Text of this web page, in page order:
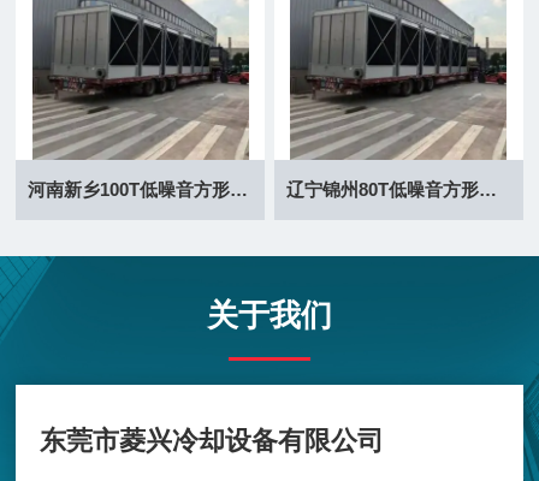
河南新乡100T低噪音方形冷却塔厂家 辽宁锦州80T低噪音方形冷却塔厂家
关于我们
东莞市菱兴冷却设备有限公司